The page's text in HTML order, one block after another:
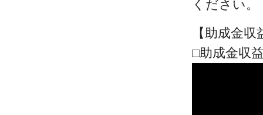
ください。
【助成金
□助成金収